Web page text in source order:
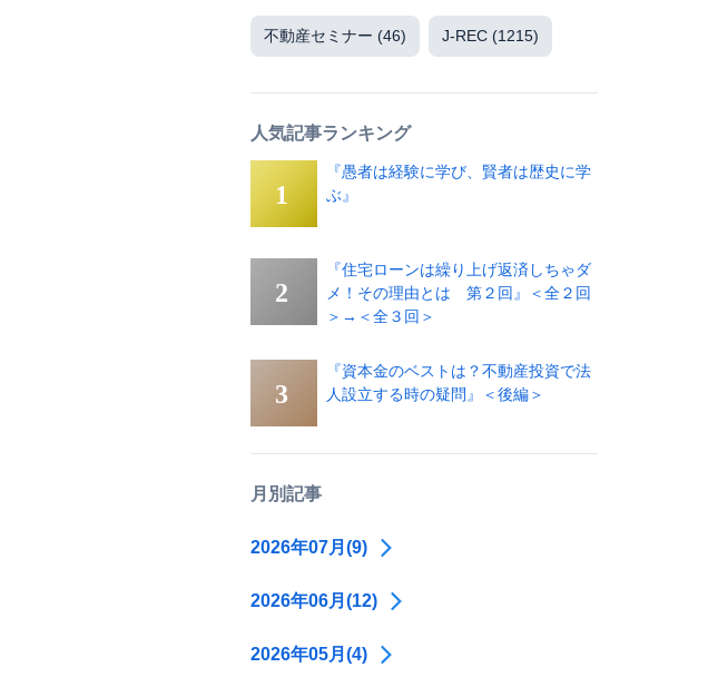
不動産セミナー (46) J-REC (1215)
人気記事ランキング
『愚者は経験に学び、賢者は歴史に学
ぶ』
『住宅ローンは繰り上げ返済しちゃダ
メ！その理由とは 第２回』＜全２回
＞→＜全３回＞
『資本金のベストは？不動産投資で法
人設立する時の疑問』＜後編＞
月別記事
2026年07月(9)
2026年06月(12)
2026年05月(4)